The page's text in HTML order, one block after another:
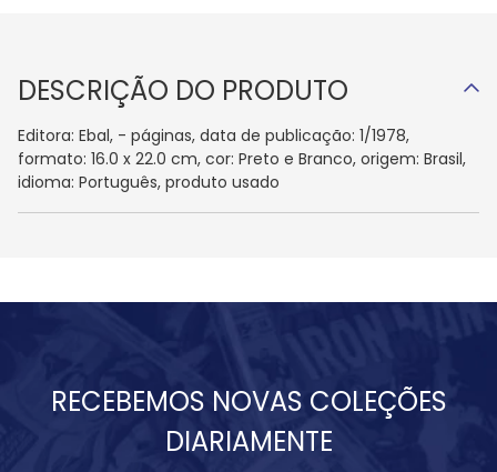
DESCRIÇÃO DO PRODUTO
Editora: Ebal, - páginas, data de publicação: 1/1978,
formato: 16.0 x 22.0 cm, cor: Preto e Branco, origem: Brasil,
idioma: Português, produto usado
RECEBEMOS NOVAS COLEÇÕES
DIARIAMENTE